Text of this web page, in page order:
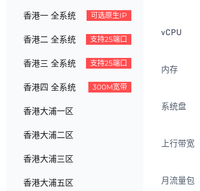
香港一 全系统 可选原生IP
香港二 全系统 支持25端口
香港三 全系统 支持25端口
香港四 全系统 300M宽带
香港大浦一区
香港大浦二区
香港大浦三区
香港大浦五区
vCPU
内存
系统盘
上行带宽
月流量包